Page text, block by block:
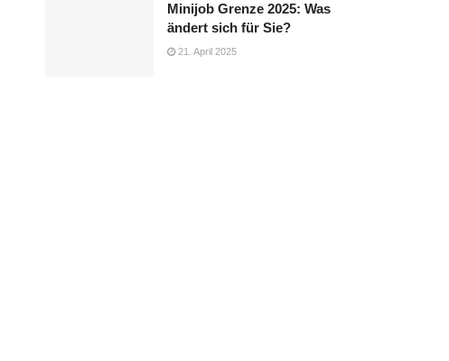
Minijob Grenze 2025: Was
ändert sich für Sie?
21. April 2025